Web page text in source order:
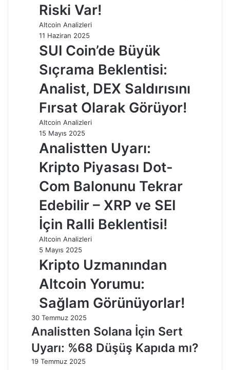
Riski Var!
Altcoin Analizleri
11 Haziran 2025
SUI Coin’de Büyük
Sıçrama Beklentisi:
Analist, DEX Saldırısını
Fırsat Olarak Görüyor!
Altcoin Analizleri
15 Mayıs 2025
Analistten Uyarı:
Kripto Piyasası Dot-
Com Balonunu Tekrar
Edebilir – XRP ve SEI
İçin Ralli Beklentisi!
Altcoin Analizleri
5 Mayıs 2025
Kripto Uzmanından
Altcoin Yorumu:
Sağlam Görünüyorlar!
30 Temmuz 2025
Analistten Solana İçin Sert
Uyarı: %68 Düşüş Kapıda mı?
19 Temmuz 2025